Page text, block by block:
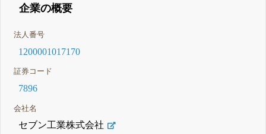
企業の概要
法人番号
1200001017170
証券コード
7896
会社名
セブン工業株式会社